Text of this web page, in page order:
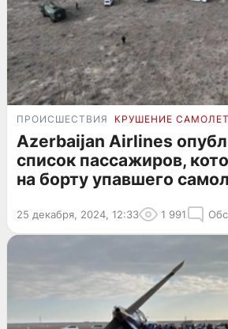
ПРОИСШЕСТВИЯ КРУШЕНИЕ
Azerbaijan Airlines
список пассажиров,
на борту упавшего
25 декабря, 2024, 12:33 1 991